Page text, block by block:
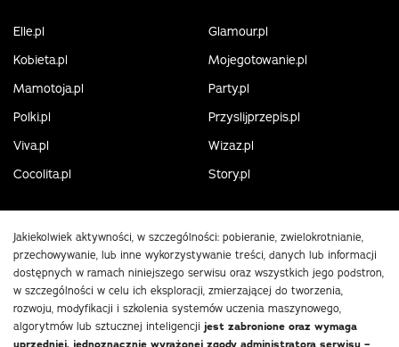
Elle.pl
Glamour.pl
Kobieta.pl
Mojegotowanie.pl
Mamotoja.pl
Party.pl
Polki.pl
Przyslijprzepis.pl
Viva.pl
Wizaz.pl
Cocolita.pl
Story.pl
Jakiekolwiek aktywności, w szczególności: pobieranie, zwielokrotnianie,
przechowywanie, lub inne wykorzystywanie treści, danych lub informacji
dostępnych w ramach niniejszego serwisu oraz wszystkich jego podstron,
w szczególności w celu ich eksploracji, zmierzającej do tworzenia,
rozwoju, modyfikacji i szkolenia systemów uczenia maszynowego,
algorytmów lub sztucznej inteligencji jest zabronione oraz wymaga